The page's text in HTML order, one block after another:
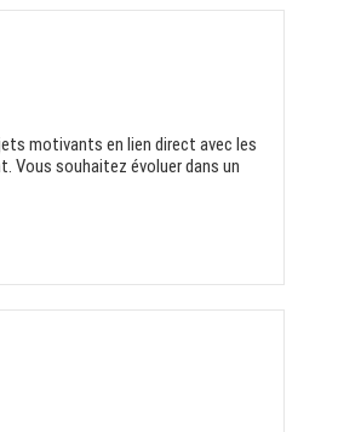
motivants en lien direct avec les
Vous souhaitez évoluer dans un